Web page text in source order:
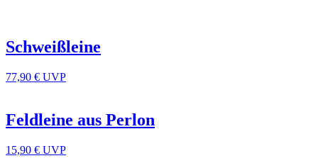
Schweißleine
77,90 € UVP
Feldleine aus Perlon
15,90 € UVP